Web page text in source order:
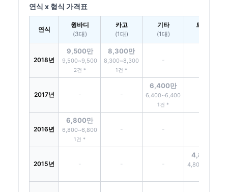
연식 x 형식 가격표
연식
윙바디
(3대)
카고
(1대)
기타
(1대)
트랙터
2018년
9,500만
9,500~9,500
2건 *
8,300만
8,300~8,300
1건 *
-
2017년 - -
6,400만
6,400~6,400
1건 *
2016년
6,800만
6,800~6,800
1건 *
- -
2015년 - - -
4,800만
4,800~4,800